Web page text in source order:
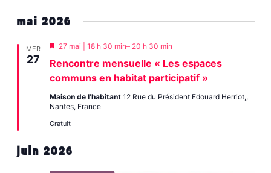
et
de
une
date.
mai 2026
MER
27
Rencontre mensuelle « Les espaces
communs en habitat participatif »
Mis
avant
27 mai | 18 h 30 min– 20 h 30 min
Maison de l’habitant 12 Rue du Président Edouard Herriot,,
Nantes, France
Gratuit
juin 2026